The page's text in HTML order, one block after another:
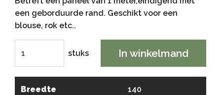
een geborduurde rand. Geschikt voor een
blouse, rok etc..
stuks In winkelmand
Breedte 140